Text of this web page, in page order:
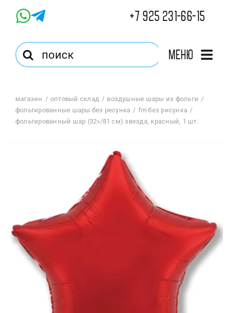
+7 925 231-66-15
Результат
поиска:
Меню
Магазин
Избранное
Доставка
магазин оптовый склад
воздушные шары из фольги
фольгированные шары без ресунка
fm без рисунка
фольгированный шар (32»/81 см) звезда, красный, 1 шт.